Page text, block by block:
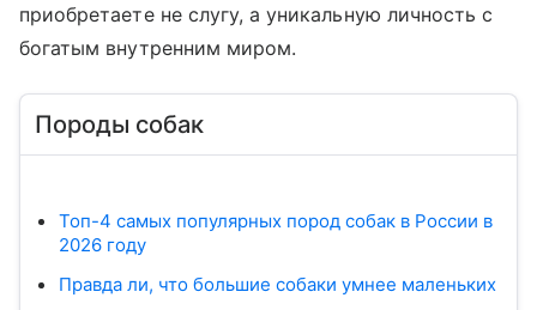
приобретаете не слугу, а уникальную личность с
богатым внутренним миром.
Породы собак
Топ-4 самых популярных пород собак в России в
2026 году
Правда ли, что большие собаки умнее маленьких